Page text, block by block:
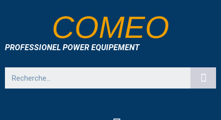
COMEO
PROFESSIONEL POWER EQUIPEMENT